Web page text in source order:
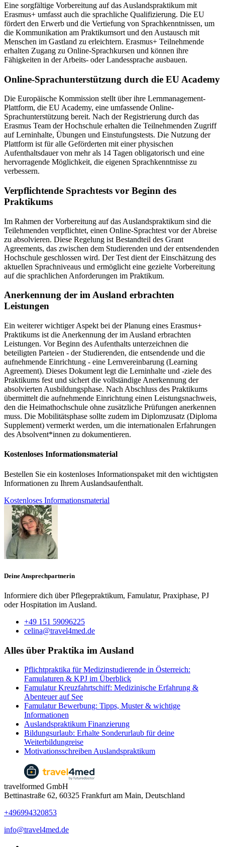
Eine sorgfältige Vorbereitung auf das Auslandspraktikum mit
Erasmus+ umfasst auch die sprachliche Qualifizierung. Die EU
fördert den Erwerb und die Vertiefung von Sprachkenntnissen, um
die Kommunikation am Praktikumsort und den Austausch mit
Menschen im Gastland zu erleichtern. Erasmus+ Teilnehmende
erhalten Zugang zu Online-Sprachkursen und können ihre
Fähigkeiten in der Arbeits- oder Landessprache ausbauen.
Online-Sprachunterstützung durch die EU Academy
Die Europäische Kommission stellt über ihre Lernmanagement-
Plattform, die EU Academy, eine umfassende Online-
Sprachunterstützung bereit. Nach der Registrierung durch das
Erasmus Team der Hochschule erhalten die Teilnehmenden Zugriff
auf Lerninhalte, Übungen und Einstufungstests. Die Nutzung der
Plattform ist für alle Geförderten mit einer physischen
Aufenthaltsdauer von mehr als 14 Tagen obligatorisch und eine
hervorragende Möglichkeit, die eigenen Sprachkenntnisse zu
verbessern.
Verpflichtende Sprachtests vor Beginn des
Praktikums
Im Rahmen der Vorbereitung auf das Auslandspraktikum sind die
Teilehmenden verpflichtet, einen Online-Sprachtest vor der Abreise
zu absolvieren. Diese Regelung ist Bestandteil des Grant
Agreements, das zwischen dem Studierenden und der entsendenden
Hochschule geschlossen wird. Der Test dient der Einschätzung des
aktuellen Sprachniveaus und ermöglicht eine gezielte Vorbereitung
auf die sprachlichen Anforderungen im Praktikum.
Anerkennung der im Ausland erbrachten
Leistungen
Ein weiterer wichtiger Aspekt bei der Planung eines Erasmus+
Praktikums ist die Anerkennung der im Ausland erbrachten
Leistungen. Vor Beginn des Aufenthalts unterzeichnen die
beteiligten Parteien - der Studierenden, die entsendende und die
aufnehmende Einrichtung - eine Lernvereinbarung (Learning
Agreement). Dieses Dokument legt die Lerninhalte und -ziele des
Praktikums fest und sichert die vollständige Anerkennung der
absolvierten Ausbildungsphase. Nach Abschluss des Praktikums
übermittelt die aufnehmende Einrichtung einen Leistungsnachweis,
den die Heimathochschule ohne zusätzliche Prüfungen anerkennen
muss. Die Mobilitätsphase sollte zudem im Diplomzusatz (Diploma
Supplement) vermerkt werden, um die internationalen Erfahrungen
des Absolvent*innen zu dokumentieren.
Kostenloses Informationsmaterial
Bestellen Sie ein kostenloses Informationspaket mit den wichtigsten
Informationen zu Ihrem Auslandsaufenthalt.
Kostenloses Informationsmaterial
Deine Ansprechpartnerin
Informiere dich über Pflegepraktikum, Famulatur, Praxiphase, PJ
oder Hospitation im Ausland.
+49 151 59096225
celina@travel4med.de
Alles über Praktika im Ausland
Pflichtpraktika für Medizinstudierende in Österreich:
Famulaturen & KPJ im Überblick
Famulatur Kreuzfahrtschiff: Medizinische Erfahrung &
Abenteuer auf See
Famulatur Bewerbung: Tipps, Muster & wichtige
Informationen
Auslandspraktikum Finanzierung
Bildungsurlaub: Erhalte Sonderurlaub für deine
Weiterbildungreise
​​Motivationsschreiben Auslandspraktikum
travelformed GmbH
Bettinastraße 62, 60325 Frankfurt am Main, Deutschland
+496994320853
info@travel4med.de